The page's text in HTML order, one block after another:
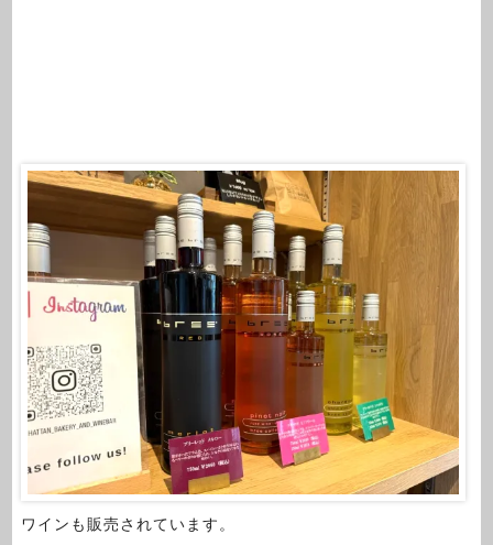
ワインも販売されています。